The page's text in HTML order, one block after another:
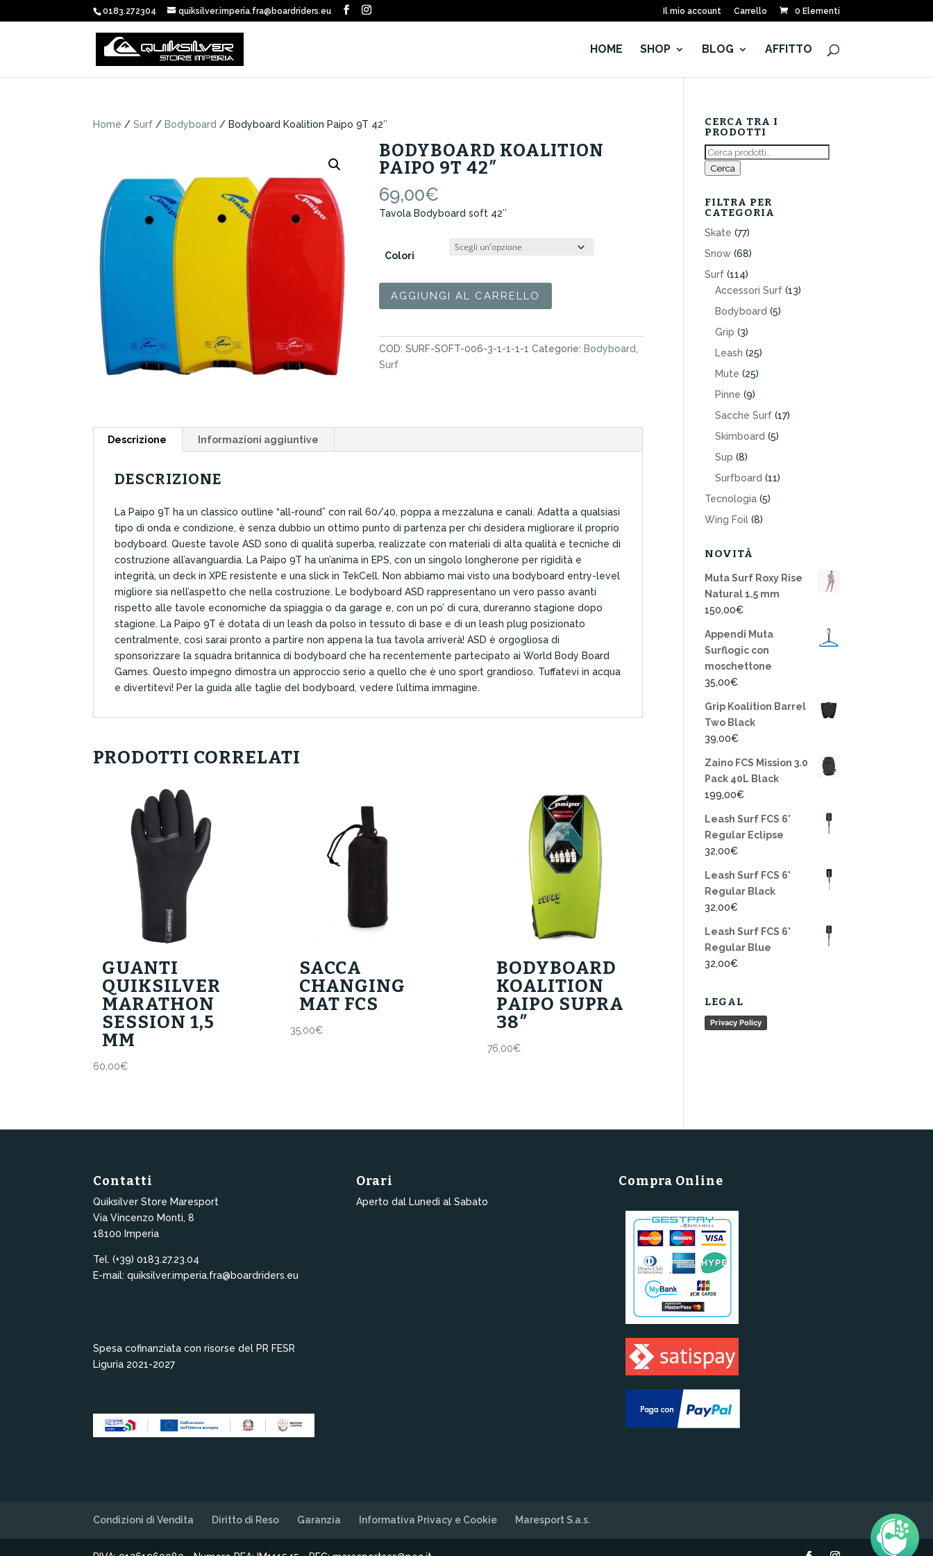
0183.272304 quiksilver.imperia.fra@boardriders.eu Il mio account Carrello 0 Elementi
HOME SHOP BLOG AFFITTO
Home /Surf / Bodyboard / Bodyboard Koalition Paipo 9T 42″
BODYBOARD KOALITION
PAIPO 9T 42″
69,00€
Tavola Bodyboard soft 42″
Colori
Bodyboard
Koalition
9T
42"
quantità
AGGIUNGI AL CARRELLO
COD:SURF-SOFT-006-3-1-1-1-1 Categorie: Bodyboard
Surf
Descrizione Informazioni aggiuntive
DESCRIZIONE
La Paipo 9T ha un classico outline “all-round” con rail 60/40, poppa a mezzaluna e canali. Adatta a qualsiasi
tipo di onda e condizione, è senza dubbio un ottimo punto di partenza per chi desidera migliorare il proprio
bodyboard. Queste tavole ASD sono di qualità superba, realizzate con materiali di alta qualità e tecniche di
costruzione all’avanguardia. La Paipo 9T ha un’anima in EPS, con un singolo longherone per rigidità e
integrità, un deck in XPE resistente e una slick in TekCell. Non abbiamo mai visto una bodyboard entry-level
migliore sia nell’aspetto che nella costruzione. Le bodyboard ASD rappresentano un vero passo avanti
rispetto alle tavole economiche da spiaggia o da garage e, con un po’ di cura, dureranno stagione dopo
stagione. La Paipo 9T è dotata di un leash da polso in tessuto di base e di un leash plug posizionato
centralmente, così sarai pronto a partire non appena la tua tavola arriverà! ASD è orgogliosa di
sponsorizzare la squadra britannica di bodyboard che ha recentemente partecipato ai World Body Board
Games. Questo impegno dimostra un approccio serio a quello che è uno sport grandioso. Tuffatevi in ​​acqua
e divertitevi! Per la guida alle taglie del bodyboard, vedere l’ultima immagine.
PRODOTTI CORRELATI
GUANTI
QUIKSILVER
MARATHON
SESSION 1,5
MM
60,00€
SACCA
CHANGING
MAT FCS
35,00€
BODYBOARD
KOALITION
PAIPO SUPRA
38″
76,00€
CERCA TRA I
PRODOTTI
Cerca:
Cerca
FILTRA PER
CATEGORIA
Skate (77)
Snow (68)
Surf (114)
Accessori Surf (13)
Bodyboard (5)
Grip (3)
Leash (25)
Mute (25)
Pinne (9)
Sacche Surf (17)
Skimboard (5)
Sup (8)
Surfboard (11)
Tecnologia (5)
Wing Foil (8)
NOVITÀ
Muta Surf Roxy Rise
Natural 1.5 mm
150,00€
Appendi Muta
Surflogic con
moschettone
35,00€
Grip Koalition Barrel
Two Black
39,00€
Zaino FCS Mission 3.0
Pack 40L Black
199,00€
Leash Surf FCS 6'
Regular Eclipse
32,00€
Leash Surf FCS 6'
Regular Black
32,00€
Leash Surf FCS 6'
Regular Blue
32,00€
LEGAL
Privacy Policy
Contatti
Quiksilver Store Maresport
Via Vincenzo Monti, 8
18100 Imperia
Tel. (+39) 0183.27.23.04
E-mail: quiksilver.imperia.fra@boardriders.eu
Spesa cofinanziata con risorse del PR FESR
Liguria 2021-2027
Orari
Aperto dal Lunedì al Sabato
Compra Online
Condizioni di Vendita Diritto di Reso Garanzia Informativa Privacy e Cookie Maresport S.a.s.